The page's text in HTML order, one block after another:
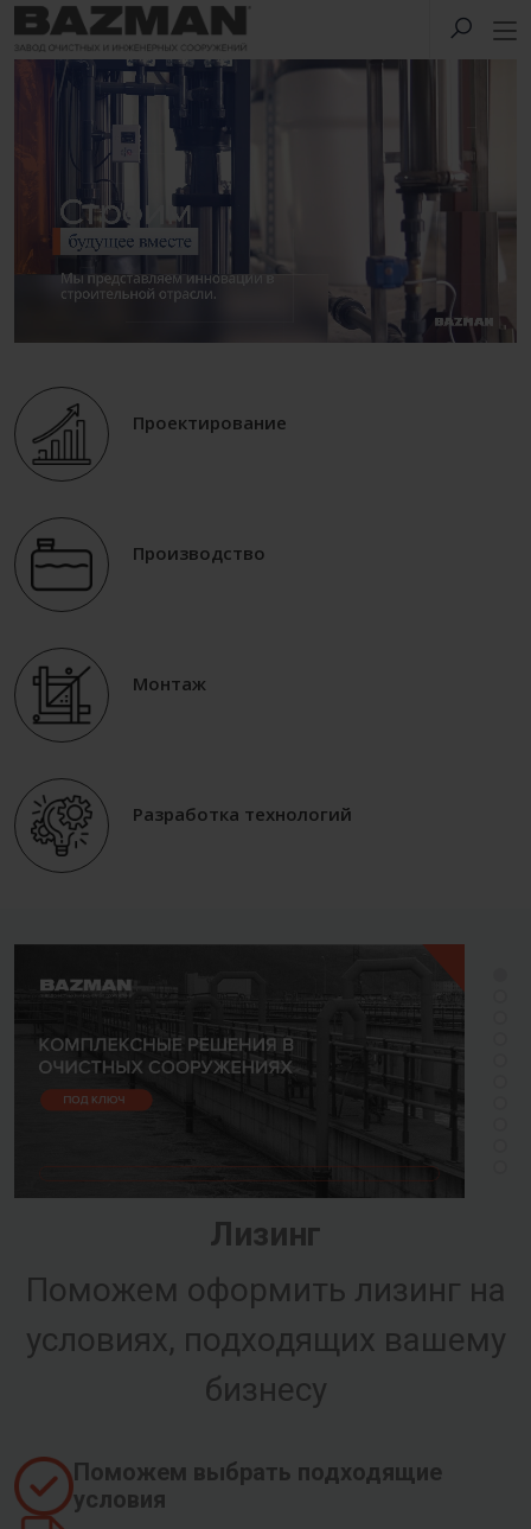
Проектирование
Производство
Монтаж
Разработка технологий
Лизинг
Поможем оформить лизинг на
условиях, подходящих вашему
бизнесу
Поможем выбрать подходящие
условия